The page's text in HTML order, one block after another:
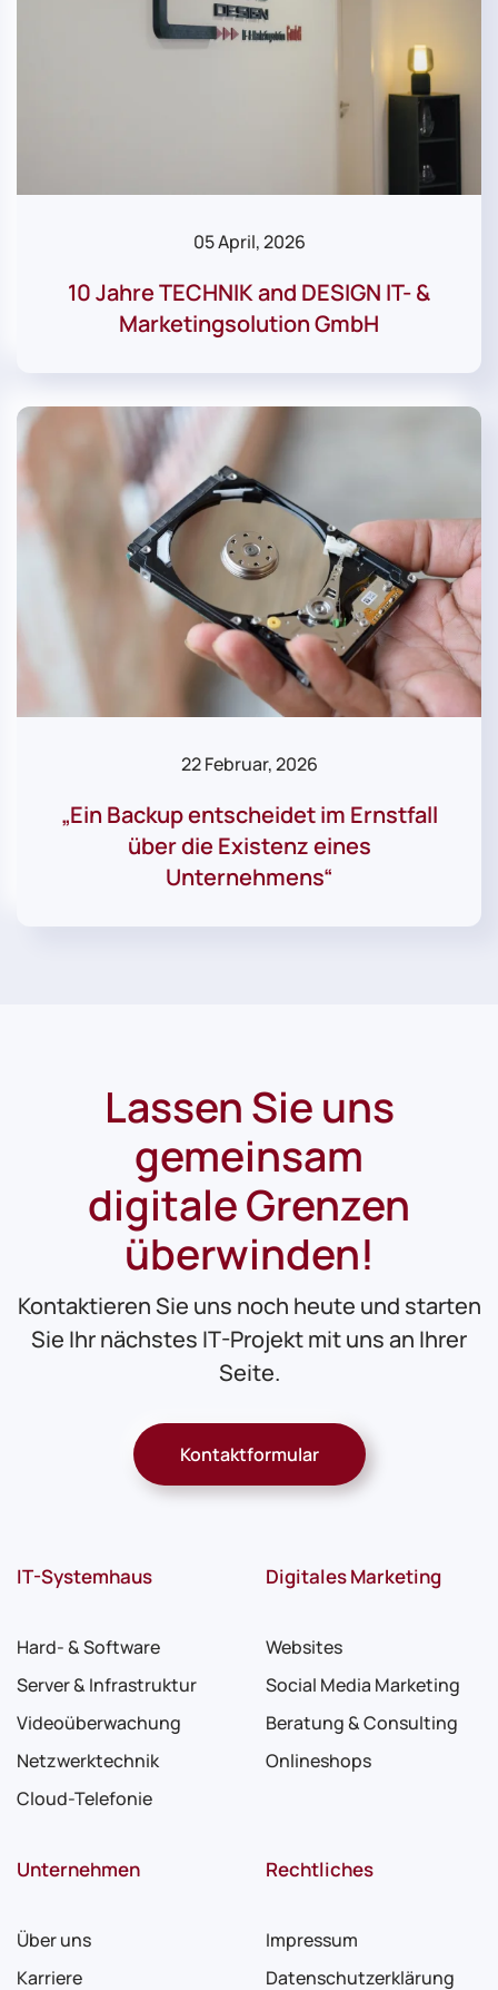
05 April, 2026
10 Jahre TECHNIK and DESIGN IT- &
Marketingsolution GmbH
22 Februar, 2026
„Ein Backup entscheidet im Ernstfall
über die Existenz eines
Unternehmens“
Lassen Sie uns
gemeinsam
digitale Grenzen
überwinden!
Kontaktieren Sie uns noch heute und starten
Sie Ihr nächstes IT-Projekt mit uns an Ihrer
Seite.
Kontaktformular
IT-Systemhaus
Hard- & Software
Server & Infrastruktur
Videoüberwachung
Netzwerktechnik
Cloud-Telefonie
Digitales Marketing
Websites
Social Media Marketing
Beratung & Consulting
Onlineshops
Unternehmen
Über uns
Karriere
Rechtliches
Impressum
Datenschutzerklärung